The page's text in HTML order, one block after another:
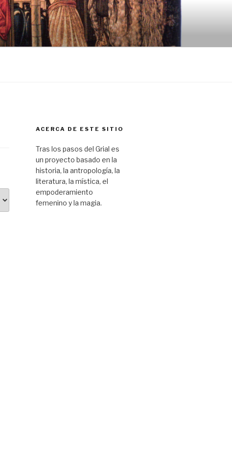
ACERCA DE ESTE SITIO
Tras los pasos del Grial es
un proyecto basado en la
historia, la antropología, la
literatura, la mística, el
empoderamiento
femenino y la magia.